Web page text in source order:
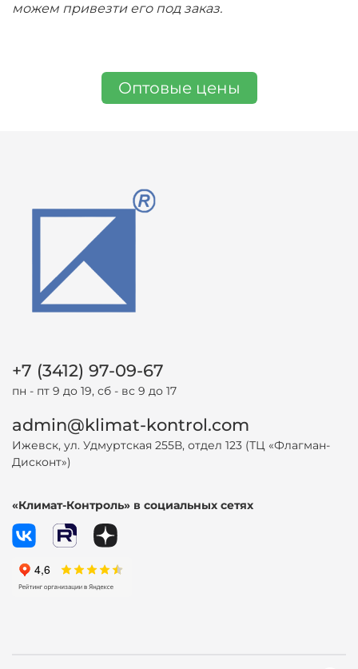
можем привезти его под заказ.
Оптовые цены
+7 (3412) 97-09-67
пн - пт 9 до 19, сб - вс 9 до 17
admin@klimat-kontrol.com
Ижевск, ул. Удмуртская 255В, отдел 123 (ТЦ «Флагман-
Дисконт»)
«Климат-Контроль» в социальных сетях